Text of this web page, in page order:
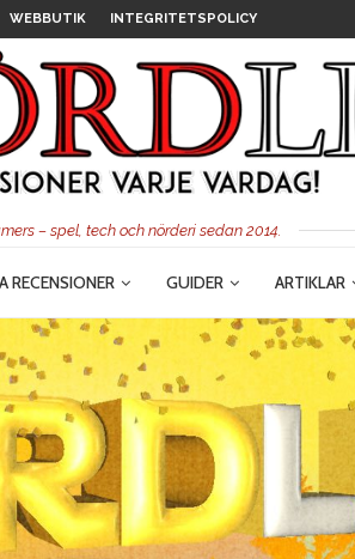
WEBBUTIK INTEGRITETSPOLICY
– spel, tech och nörderi sedan 2014.
RECENSIONER GUIDER ARTIKLAR